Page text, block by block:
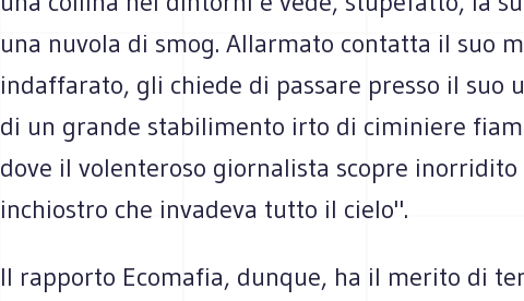
una nuvola di smog. Allarmato contatta il suo
indaffarato, gli chiede di passare presso il suo
di un grande stabilimento irto di ciminiere
dove il volenteroso giornalista scopre
inchiostro che invadeva tutto il cielo".
Il rapporto Ecomafia, dunque, ha il merito di